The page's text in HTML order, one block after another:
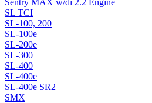
Sentry MAX w/di 2.2 Engine
SL TCI
SL-100, 200
SL-100e
SL-200e
SL-300
SL-400
SL-400e
SL-400e SR2
SMX